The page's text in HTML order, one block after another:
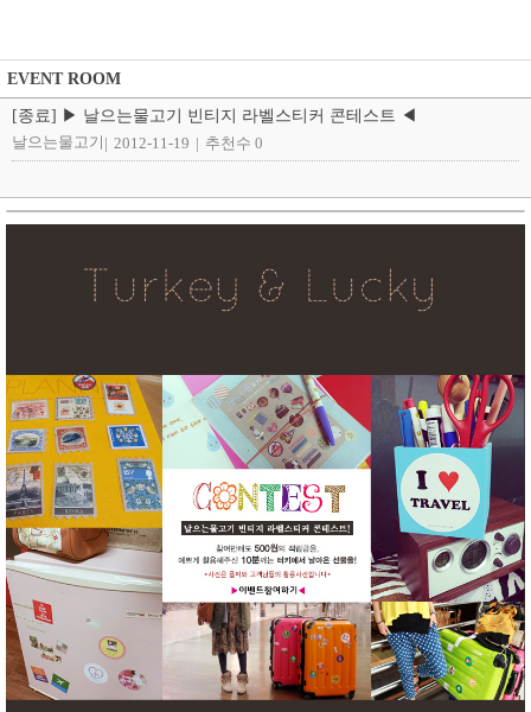
EVENT ROOM
[종료] ▶ 날으는물고기 빈티지 라벨스티커 콘테스트 ◀
날으는물고기 2012-11-19 추천수 0